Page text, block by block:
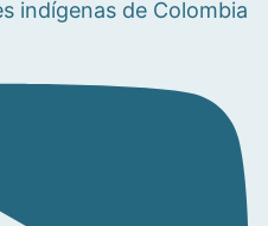
indígenas de Colombia